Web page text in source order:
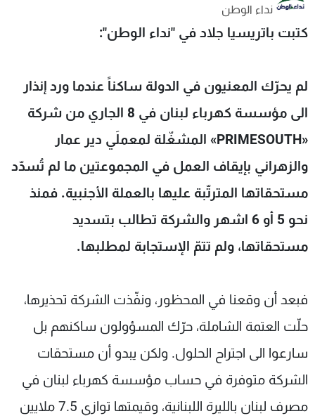
نداء الوطن
كتبت باتريسيا جلاد في "نداء الوطن":
لم يحرّك المعنيون في الدولة ساكناً عندما ورد إنذار
الى مؤسسة كهرباء لبنان في 8 الجاري من شركة
«PRIMESOUTH» المشغّلة لمعملَي دير عمار
والزهراني بإيقاف العمل في المجموعتين ما لم تُسدّد
مستحقاتها المترتّبة عليها بالعملة الأجنبية. فمنذ
نحو 5 أو 6 اشهر والشركة تطالب بتسديد
مستحقاتها، ولم تتمّ الإستجابة لمطلبها.
فبعد أن وقعنا في المحظور، ونفّذت الشركة تحذيرها،
حلّت العتمة الشاملة، حرّك المسؤولون ساكنهم بل
سارعوا الى اجتراح الحلول. ولكن يبدو أن مستحقات
الشركة متوفرة في حساب مؤسسة كهرباء لبنان في
مصرف لبنان بالليرة اللبنانية، وقيمتها توازي 7.5 ملايين
شاهد البرامج
الترددات
عن MTV
الإنـتـاج
لاعلاناتكم
وظائف
تواصل معنا
شروط الإسـتخدام
سياسة الخصوصية